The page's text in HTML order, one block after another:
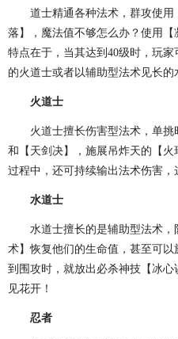
道士精通各种法术，群攻使
落】，魔法值不够怎么办？使用
特点在于，当其达到40级时，玩
的火道士或者以辅助型法术见长
火道士
火道士擅长伤害型法术，单挑
和【天剑决】，施展吊炸天的【
过程中，还可持续输出法术伤害，
水道士
水道士擅长的是辅助型法术
术】恢复他们的生命值，甚至可
到围攻时，就放出必杀神技【冰
见花开！
忍者